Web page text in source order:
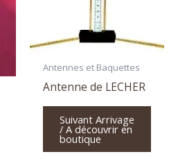
Antennes et Baquettes
Antenne de LECHER
Suivant Arrivage
/ A découvrir en
boutique